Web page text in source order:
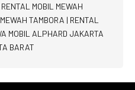
RENTAL MOBIL MEWAH
TAMBORA | RENTAL
MOBIL ALPHARD JAKARTA
BARAT